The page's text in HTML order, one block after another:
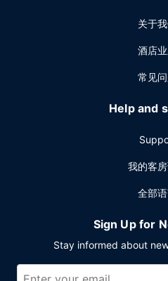
关于
酒店
常见
Help and
我的客
全部
Sign Up for
Stay informed about